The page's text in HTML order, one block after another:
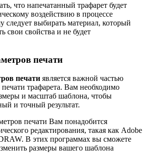
что напечатанный трафарет будет
воздействию в процессе
следует выбирать материал, который
свои свойства и не будет
печати
печати является важной частью
печати трафарета. Вам необходимо
и масштаб шаблона, чтобы
и точный результат.
печати Вам понадобится
редактирования, такая как Adobe
В этих программах вы сможете
размеры вашего шаблона